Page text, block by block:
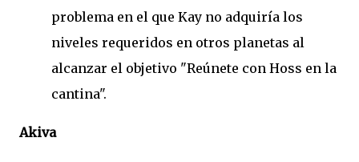
problema en el que Kay no adquiría los
niveles requeridos en otros planetas al
alcanzar el objetivo "Reúnete con Hoss en la
cantina".
Akiva